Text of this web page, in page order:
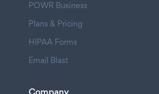
POWR Business
Plans & Pricing
HIPAA Forms
Email Blast